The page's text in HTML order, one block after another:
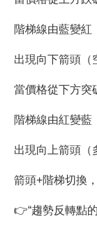
階梯線由藍變紅
出現向下箭頭（
當價格從下方突
階梯線由紅變藍
出現向上箭頭（
箭頭+階梯切換
👉“趨勢反轉點